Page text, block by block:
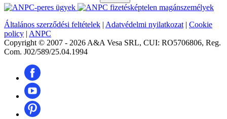
Általános szerződési feltételek | Adatvédelmi nyilatkozat | Cookie
policy | ANPC
Copyright © 2007 - 2026 A&A Vesa SRL, CUI: RO5706806, Reg.
Com. J02/589/25.04.1994